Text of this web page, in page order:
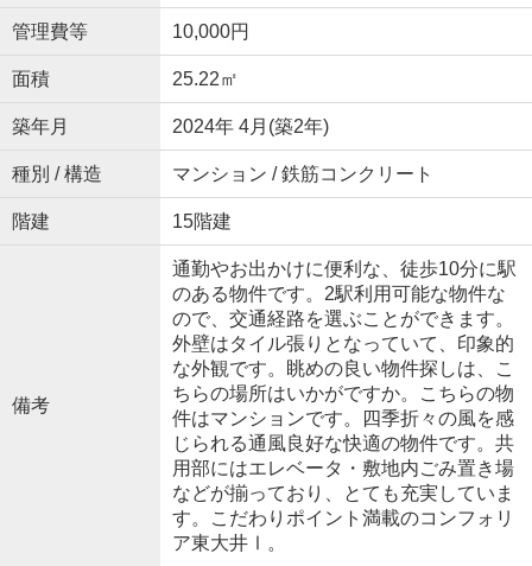
管理費等 10,000円
面積 25.22㎡
築年月 2024年 4月(築2年)
種別 / 構造 マンション / 鉄筋コンクリート
階建 15階建
備考
通勤やお出かけに便利な、徒歩10分に駅
のある物件です。2駅利用可能な物件な
ので、交通経路を選ぶことができます。
外壁はタイル張りとなっていて、印象的
な外観です。眺めの良い物件探しは、こ
ちらの場所はいかがですか。こちらの物
件はマンションです。四季折々の風を感
じられる通風良好な快適の物件です。共
用部にはエレベータ・敷地内ごみ置き場
などが揃っており、とても充実していま
す。こだわりポイント満載のコンフォリ
ア東大井Ⅰ。